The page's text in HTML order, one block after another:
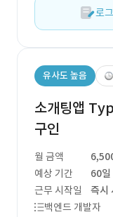
로
유사도 높음
소개팅앱
구인
월 금액
예상 기간
60일
근무 시작일
즉시
백엔드 개발자